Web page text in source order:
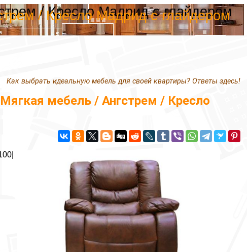
/ Кресло Мадрид с глайдером
/ Кресло Мадрид с глайдером
Как выбрать идеальную мебель для своей квартиры? Ответы здесь!
мебель / Ангстрем / Кресло